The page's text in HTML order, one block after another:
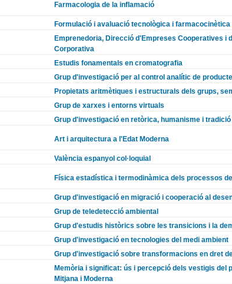
Farmacologia de la inflamació
Formulació i avaluació tecnològica i
Emprenedoria, Direcció d'Empreses Cooperatives i
Corporativa
Estudis fonamentals en cromatografia
Grup d'investigació per al control analític de
Propietats aritmètiques i estructurals dels grups,
Grup de xarxes i entorns virtuals
Grup d'investigació en retòrica, humanisme i
Art i arquitectura a l'Edat Moderna
València espanyol col·loquial
Física estadística i termodinàmica dels processos
Grup d'investigació en migració i cooperació al
Grup de teledetecció ambiental
Grup d'estudis històrics sobre les transicions i la
Grup d'investigació en tecnologies del medi ambient
Grup d'investigació sobre transformacions en dret
Memòria i significat: ús i percepció dels vestigis del
Mitjana i Moderna